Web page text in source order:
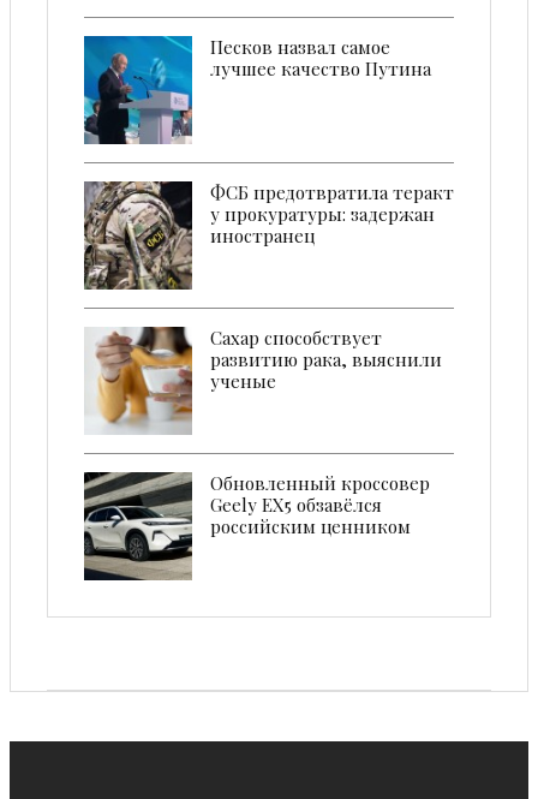
Песков назвал самое
лучшее качество Путина
ФСБ предотвратила теракт
у прокуратуры: задержан
иностранец
Сахар cпособствует
развитию рака, выяснили
ученые
Обновленный кроссовер
Geely EX5 обзавёлся
российским ценником